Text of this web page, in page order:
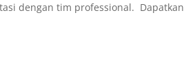
dengan tim professional. Dapatkan